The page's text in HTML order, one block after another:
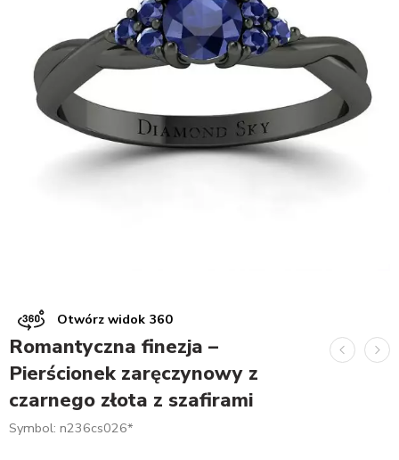
Otwórz widok 360
Romantyczna finezja –
Pierścionek zaręczynowy z
czarnego złota z szafirami
Symbol: n236cs026*